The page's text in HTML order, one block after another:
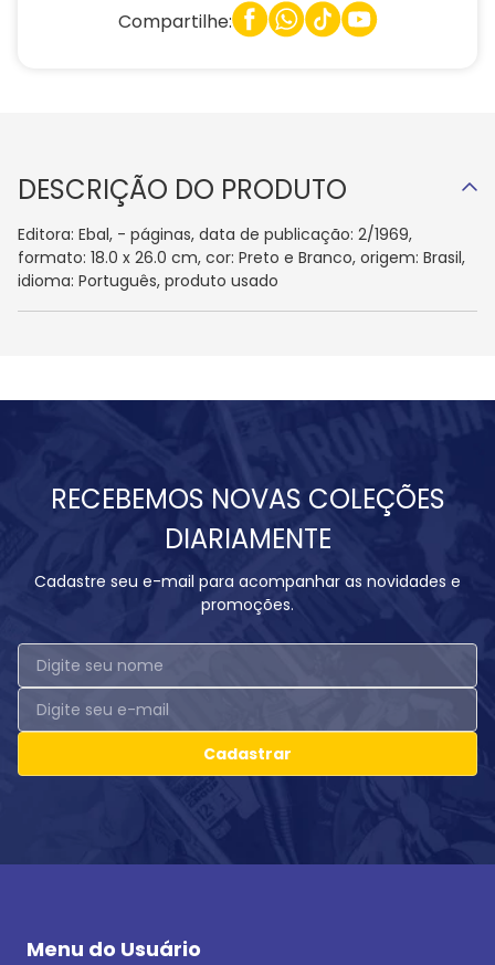
Compartilhe:
DESCRIÇÃO DO PRODUTO
Editora: Ebal, - páginas, data de publicação: 2/1969,
formato: 18.0 x 26.0 cm, cor: Preto e Branco, origem: Brasil,
idioma: Português, produto usado
RECEBEMOS NOVAS COLEÇÕES
DIARIAMENTE
Cadastre seu e-mail para acompanhar as novidades e
promoções.
Cadastrar
Menu do Usuário